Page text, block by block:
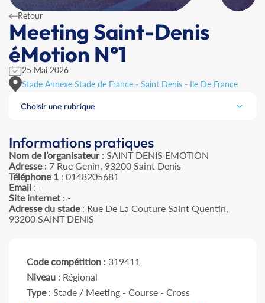
Retour
Meeting Saint-Denis
éMotion N°1
25 Mai 2026
Stade Annexe Stade de France - Saint Denis - Ile De France
Choisir une rubrique
Informations pratiques
Nom de l’organisateur: SAINT DENIS EMOTION
Adresse: 7 Rue Genin, 93200 Saint Denis
Téléphone 1 : 0148205681
Email : -
Site internet : -
Adresse du stade: Rue De La Couture Saint Quentin,
93200 SAINT DENIS
Code compétition : 319411
Niveau : Régional
Type: Stade / Meeting - Course - Cross